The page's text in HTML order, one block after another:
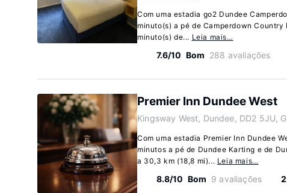
Com uma estadia go2 Dundee
minuto(s) a pé de Camperdown Country
minuto(s) de... Leia mais…
7.6/10 Bom 288 avaliações
Premier Inn Dundee West
Kingsway West, Dundee, DD2 5JU,
Com uma estadia Premier Inn Dundee
minutos a pé de Dundee Karting e de
a 30,3 km (18,8 mi)... Leia mais…
8.8/10 Bom 9 avaliações